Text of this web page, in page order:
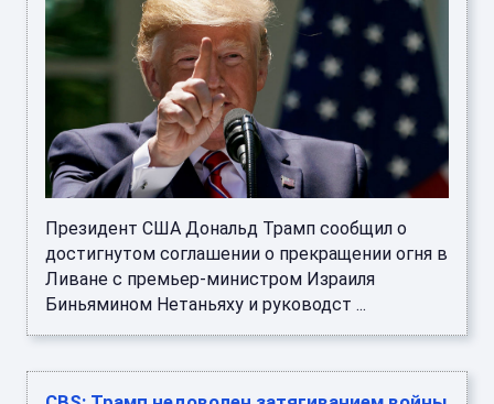
Президент США Дональд Трамп сообщил о
достигнутом соглашении о прекращении огня в
Ливане с премьер-министром Израиля
Биньямином Нетаньяху и руководст ...